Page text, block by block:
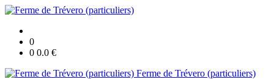
0
0 0.0 €
Ferme de Trévero (particuliers)